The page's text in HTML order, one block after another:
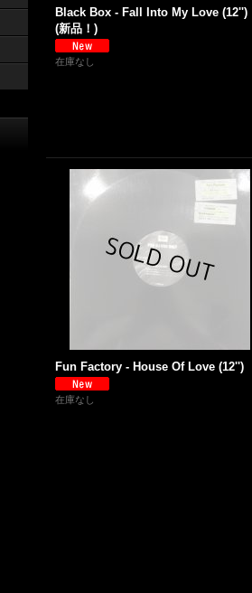
Black Box - Fall Into My Love (12'')
(新品！)
在庫なし
Fun Factory - House Of Love (12'')
在庫なし